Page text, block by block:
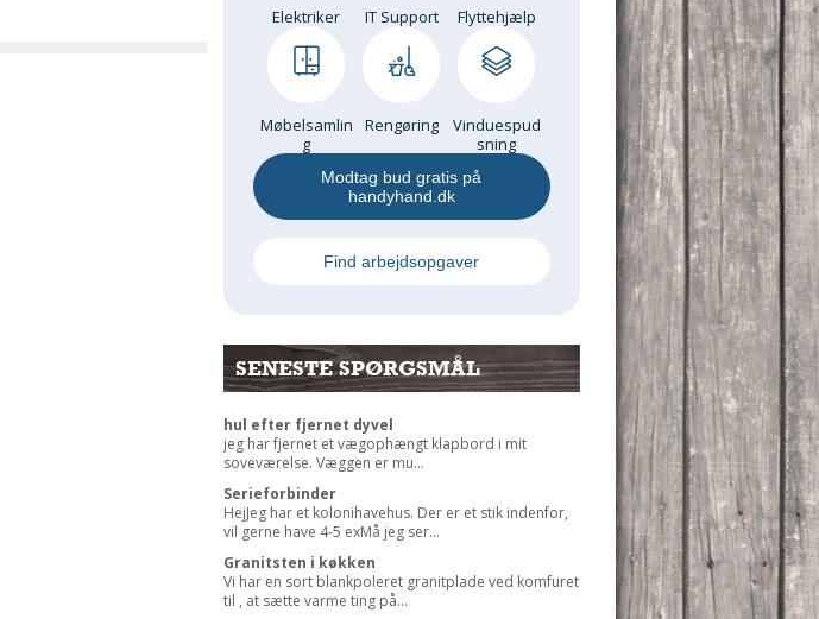
Elektriker IT Support Flyttehjælp
Møbelsamlin
g
Rengøring
Vinduespud
sning
Modtag bud gratis på
handyhand.dk
Find arbejdsopgaver
SENESTE SPØRGSMÅL
hul efter fjernet dyvel
jeg har fjernet et vægophængt klapbord i mit
soveværelse. Væggen er mu...
Serieforbinder
HejJeg har et kolonihavehus. Der er et stik indenfor,
vil gerne have 4-5 exMå jeg ser...
Granitsten i køkken
Vi har en sort blankpoleret granitplade ved komfuret
til , at sætte varme ting på...